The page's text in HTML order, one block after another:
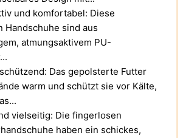
und komfortabel: Diese
Handschuhe sind aus
atmungsaktivem PU-
Das gepolsterte Futter
warm und schützt sie vor Kälte,
vielseitig: Die fingerlosen
haben ein schickes,